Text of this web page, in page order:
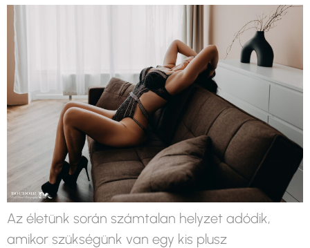
Az életünk során számtalan helyzet adódik,
amikor szükségünk van egy kis plusz